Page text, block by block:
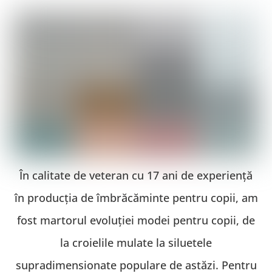
În calitate de veteran cu 17 ani de experiență
în producția de îmbrăcăminte pentru copii, am
fost martorul evoluției modei pentru copii, de
la croielile mulate la siluetele
supradimensionate populare de astăzi. Pentru